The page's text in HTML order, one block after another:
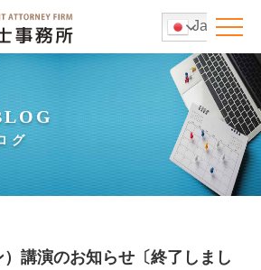
Japanese
グ
講演のお知らせ〔終了しまし